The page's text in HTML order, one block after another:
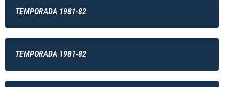
TEMPORADA 1981-82
TEMPORADA 1981-82